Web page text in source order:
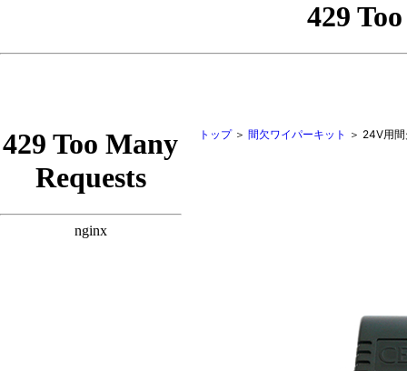
トップ＞ 間欠ワイパーキット ＞ 24V用